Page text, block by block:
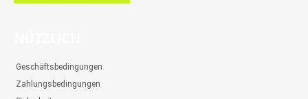
Geschäftsbedingungen
Zahlungsbedingungen